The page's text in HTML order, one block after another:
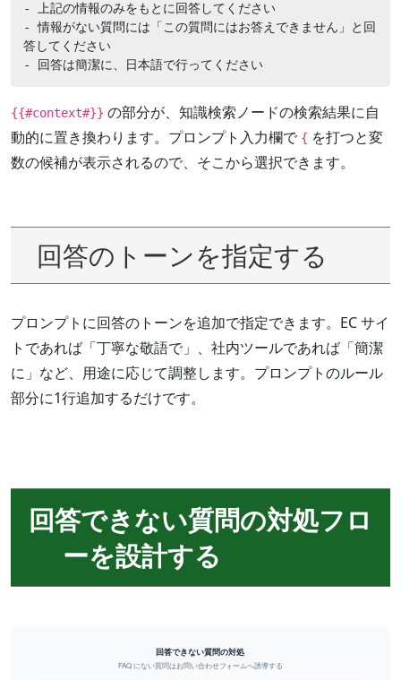
- 上記の情報のみをもとに回答してください
- 情報がない質問には「この質問にはお答えできません」と回
答してください
- 回答は簡潔に、日本語で行ってください
{{#context#}} の部分が、知識検索ノードの検索結果に自
動的に置き換わります。プロンプト入力欄で { を打つと変
数の候補が表示されるので、そこから選択できます。
回答のトーンを指定する
プロンプトに回答のトーンを追加で指定できます。EC サイ
トであれば「丁寧な敬語で」、社内ツールであれば「簡潔
に」など、用途に応じて調整します。プロンプトのルール
部分に1行追加するだけです。
回答できない質問の対処フロ
ーを設計する